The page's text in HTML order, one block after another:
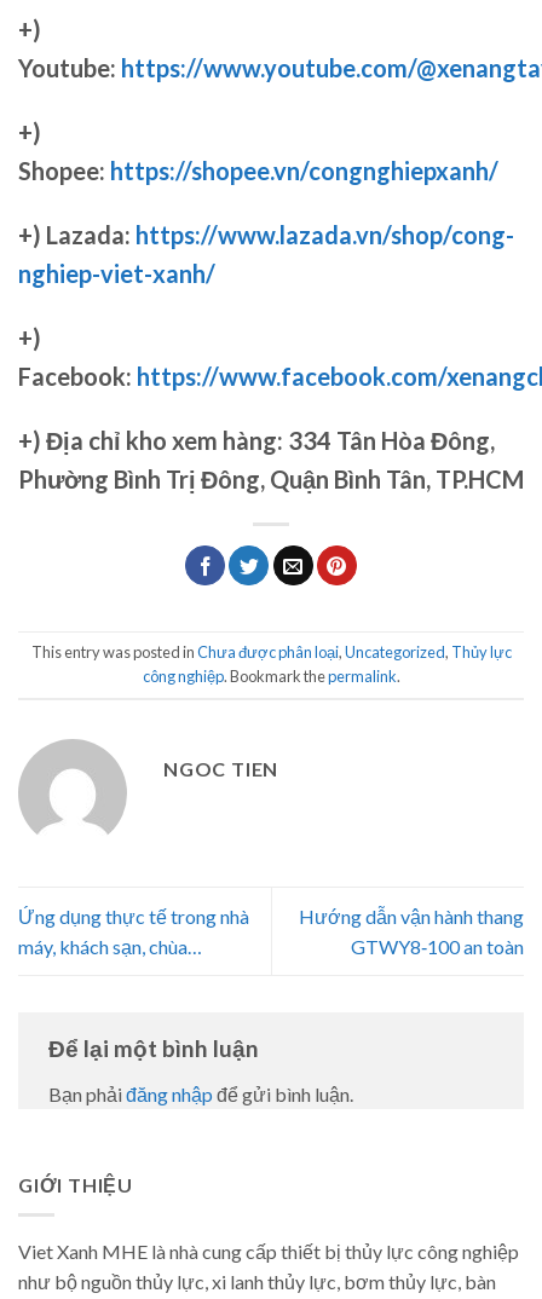
+)
Youtube: https://www.youtube.com/
+)
Shopee: https://shopee.vn/congnghiepxanh/
+) Lazada: https://www.lazada.vn/shop/cong-
nghiep-viet-xanh/
+)
Facebook: https://www.facebook.com/
+) Địa chỉ kho xem hàng: 334 Tân Hòa Đông,
Phường Bình Trị Đông, Quận Bình Tân, TP.HCM
This entry was posted inChưa được phân loại,Uncategorized, Thủy lực
công nghiệp. Bookmark thepermalink.
NGOC TIEN
Ứng dụng thực tế trong nhà
máy, khách sạn, chùa…
Hướng dẫn vận hành thang
GTWY8‑100 an toàn
Để lại một bình luận
Bạn phải đăng nhập để gửi bình luận.
GIỚI THIỆU
Viet Xanh MHE là nhà cung cấp thiết bị thủy lực công nghiệp
như bộ nguồn thủy lực, xi lanh thủy lực, bơm thủy lực, bàn